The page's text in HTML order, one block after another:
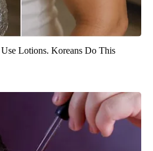
Lotions. Koreans Do This